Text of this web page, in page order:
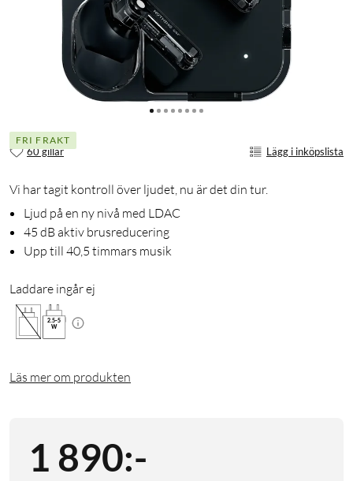
FRI FRAKT
60 gillar Lägg i inköpslista
Vi har tagit kontroll över ljudet, nu är det din tur.
Ljud på en ny nivå med LDAC
45 dB aktiv brusreducering
Upp till 40,5 timmars musik
Laddare ingår ej
2.5-5
W
Läs mer om produkten
1 890:-